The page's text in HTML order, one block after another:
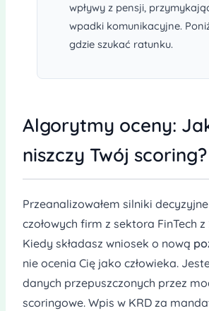
wpływy z pensji,
wpadki komunikacyjne.
gdzie szukać ratunku.
Algorytmy oceny:
niszczy Twój scoring?
Przeanalizowałem silniki
czołowych firm z sektora FinTech
Kiedy składasz wniosek o nową
nie ocenia Cię jako człowieka.
danych przepuszczonych przez
scoringowe. Wpis w KRD za